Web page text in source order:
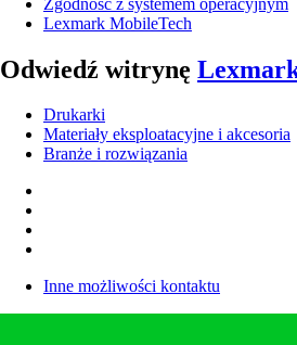
Lexmark MobileTech
Odwiedź witrynę
Drukarki
Materiały eksploatacyjne i akcesoria
Branże i rozwiązania
Inne możliwości kontaktu